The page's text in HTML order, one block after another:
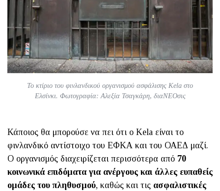
To κτίριο του φινλανδικού οργανισμού ασφάλισης Κela στο
Ελσίνκι. Φωτογραφία: Αλεξία Τσαγκάρη, διαΝΕΟσις
Κάποιος θα μπορούσε να πει ότι ο Kela είναι το
φινλανδικό αντίστοιχο του ΕΦΚΑ και του ΟΑΕΔ μαζί.
Ο οργανισμός διαχειρίζεται περισσότερα από 70
κοινωνικά επιδόματα για ανέργους και άλλες ευπαθείς
ομάδες του πληθυσμού, καθώς και τις ασφαλιστικές